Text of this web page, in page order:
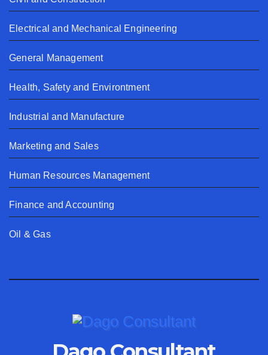
Electrical and Mechanical Engineering
General Management
Health, Safety and Environtment
Industrial and Manufacture
Marketing and Sales
Human Resources Management
Finance and Accounting
Oil & Gas